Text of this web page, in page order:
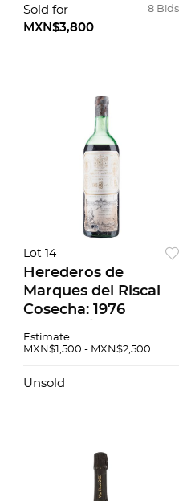
Georges, Francia
Nivel: a 3.1 cm 92 /
8 Bids
Sold for
MXN$3,800
Lot 14
Herederos de
Marques del Riscal
Cosecha: 1976
España Nivel: en el
100
Estimate
MXN$1,500 - MXN$2,500
Unsold